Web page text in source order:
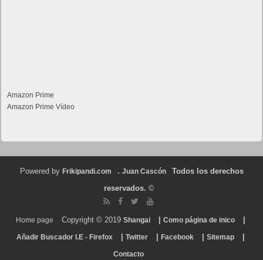
Amazon Prime
Amazon Prime Vídeo
Powered by Frikipandi.com . Juan Cascón
Todos los derechos
reservados. ©
Home page Copyright © 2019 Shangai Como página de inico
Añadir Buscador I.E - Firefox Twitter Facebook Sitemap
Contacto